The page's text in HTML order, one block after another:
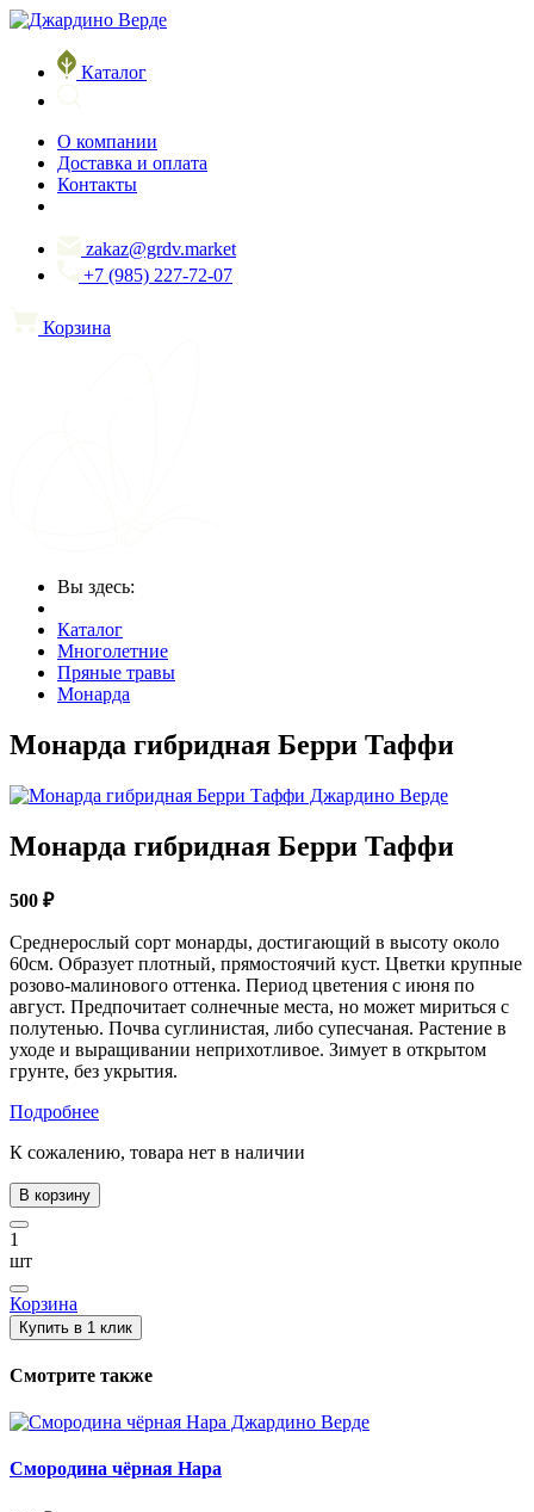
Каталог
О компании
Доставка и оплата
Контакты
zakaz@grdv.market
+7 (985) 227-72-07
Корзина
Вы здесь:
Каталог
Многолетние
Пряные травы
Монарда
Монарда гибридная Берри Таффи
Монарда гибридная Берри Таффи
500 ₽
Среднерослый сорт монарды, достигающий в высоту около
60см. Образует плотный, прямостоячий куст. Цветки крупные
розово-малинового оттенка. Период цветения с июня по
август. Предпочитает солнечные места, но может мириться с
полутенью. Почва суглинистая, либо супесчаная. Растение в
уходе и выращивании неприхотливое. Зимует в открытом
грунте, без укрытия.
Подробнее
К сожалению, товара нет в наличии
В корзину
1
шт
Корзина
Купить в 1 клик
Смотрите также
Смородина чёрная Нара